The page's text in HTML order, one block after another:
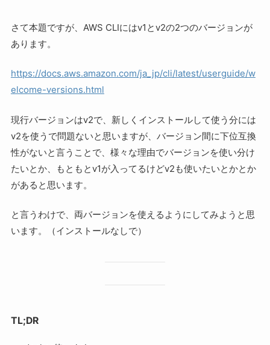
さて本題ですが、AWS CLIにはv1とv2の2つのバージョンが
あります。
https://docs.aws.amazon.com/ja_jp/cli/latest/userguide/w
elcome-versions.html
現行バージョンはv2で、新しくインストールして使う分には
v2を使うで問題ないと思いますが、バージョン間に下位互換
性がないと言うことで、様々な理由でバージョンを使い分け
たいとか、もともとv1が入ってるけどv2も使いたいとかとか
があると思います。
と言うわけで、両バージョンを使えるようにしてみようと思
います。（インストールなしで）
TL;DR